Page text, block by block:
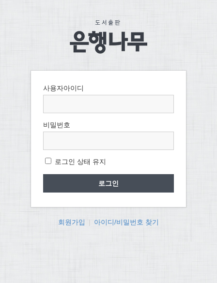
사용자아이디
비밀번호
로그인 상태 유지
회원가입 아이디/비밀번호 찾기